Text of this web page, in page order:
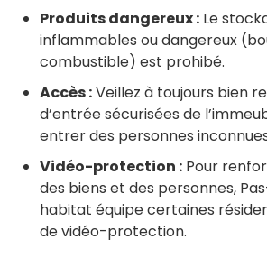
Produits dangereux : Le
inflammables ou dangereux
combustible) est prohibé.
Accès :Veillez à toujours bien
d’entrée sécurisées de
entrer des personnes
Vidéo-protection : Pour
des biens et des personnes,
habitat équipe certaines
de vidéo-protection.